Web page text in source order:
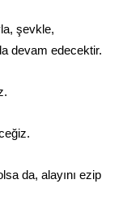
şevkle,
devam edecektir.
da, alayını ezip